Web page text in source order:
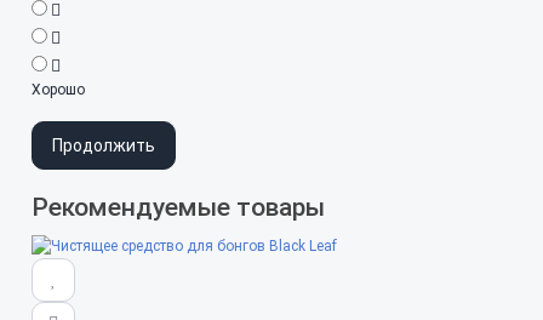
Хорошо
Продолжить
Рекомендуемые товары